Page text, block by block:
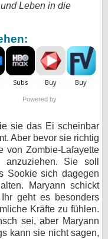
Leben in die
Powered by
sie das Ei scheinbar
Aber bevor sie richtig
von Zombie-Lafayette
Sie soll
Sookie sich dagegen
Maryann schickt
geht es besonders
Kräfte zu fühlen.
sei, aber Maryann
kann sie nicht sagen,